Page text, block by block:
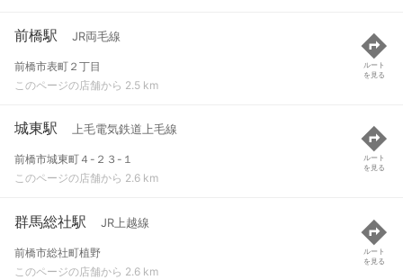
前橋駅 JR両毛線
前橋市表町２丁目
このページの店舗から 2.5 km
ルート
を見る
城東駅 上毛電気鉄道上毛線
前橋市城東町４-２３-１
このページの店舗から 2.6 km
ルート
を見る
群馬総社駅 JR上越線
前橋市総社町植野
このページの店舗から 2.6 km
ルート
を見る